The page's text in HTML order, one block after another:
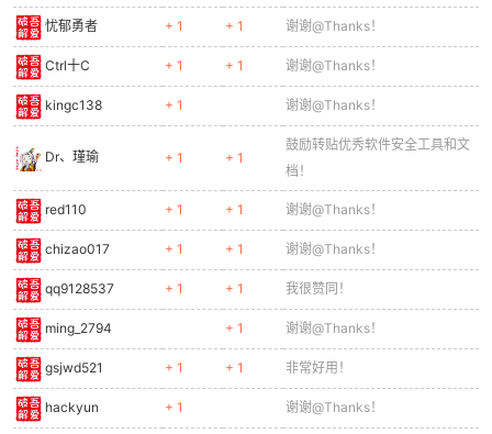
忧郁勇者 + 1 + 1 谢谢@Thanks！
Ctrl十C + 1 + 1 谢谢@Thanks！
kingc138 + 1 谢谢@Thanks！
Dr、瑾瑜 + 1 + 1
鼓励转贴优秀软件安全工具和文
档！
red110 + 1 + 1 谢谢@Thanks！
chizao017 + 1 + 1 谢谢@Thanks！
qq9128537 + 1 + 1 我很赞同！
ming_2794 + 1 谢谢@Thanks！
gsjwd521 + 1 + 1 非常好用！
hackyun + 1 谢谢@Thanks！